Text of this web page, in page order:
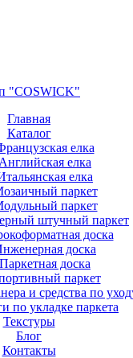
Главная
Каталог
елка
Английская елка
елка
паркет
паркет
штучный паркет
доска
доска
Паркетная доска
паркет
и средства по
по укладке паркета
Текстуры
Блог
Контакты